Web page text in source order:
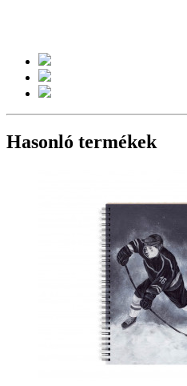
Hasonló termékek